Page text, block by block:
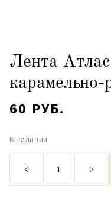
Лента
60 РУБ.
В наличии